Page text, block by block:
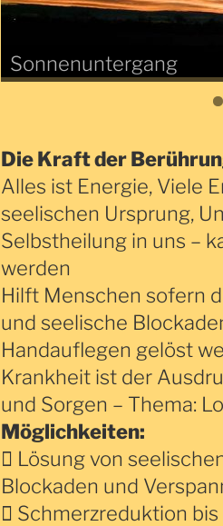
Sonnenuntergang
Die Kraft der
Alles ist Energie, Viele
seelischen Ursprung,
Selbstheilung in uns –
werden
Hilft Menschen sofern
und seelische
Handauflegen gelöst
Krankheit ist der
und Sorgen – Thema:
Möglichkeiten:
 Lösung von
Blockaden und
 Schmerzreduktion